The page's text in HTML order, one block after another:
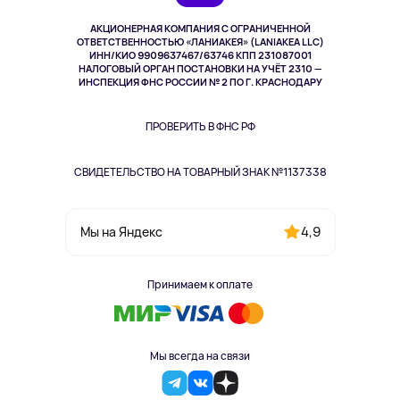
АКЦИОНЕРНАЯ КОМПАНИЯ С ОГРАНИЧЕННОЙ
ОТВЕТСТВЕННОСТЬЮ «ЛАНИАКЕЯ» (LANIAKEA LLC)
ИНН/КИО 9909637467/63746 КПП 231087001
НАЛОГОВЫЙ ОРГАН ПОСТАНОВКИ НА УЧЁТ 2310 —
ИНСПЕКЦИЯ ФНС РОССИИ № 2 ПО Г. КРАСНОДАРУ
ПРОВЕРИТЬ В ФНС РФ
СВИДЕТЕЛЬСТВО НА ТОВАРНЫЙ ЗНАК №1137338
Мы на Яндекс 4,9
Принимаем к оплате
Мы всегда на связи
Здоровье питомцев
Одежда и аксессуары